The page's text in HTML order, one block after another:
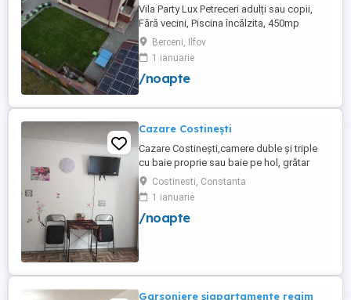
Vila Party Lux Petreceri adulți sau copii,
Fără vecini, Piscina încălzita, 450mp
S+P+2E lângă București ( Berceni- Ilfov) ,
asfalt, Uber Bolt ,pentru cazare regim
hotelier, petreceri copii, pool party 30 ,
onomastici , nunti , botezuri, team building
party, ...
Berceni, Ilfov
1 ianuarie
/noapte
Cazare Costinești
Cazare Costinești,camere duble și triple
cu baie proprie sau baie pe hol, grătar
frigider curte,parcare proprie , prețuri
începând de la 150 lei pe noapte,telefon
Costinesti, Constanta
1 ianuarie
/noapte
Garsoniere șiapartamente regim